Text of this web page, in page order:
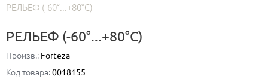
РЕЛЬЕФ (-60°...+80°С)
РЕЛЬЕФ (-60°...+80°С)
Произв.: Forteza
Код товара:0018155